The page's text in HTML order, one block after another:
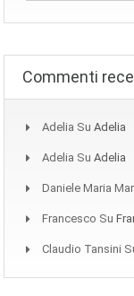
Commenti
Adelia Su Adelia
Adelia Su Adelia
Daniele Maria
Francesco Su
Claudio Tansini